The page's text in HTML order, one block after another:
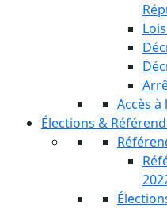
Accès
Élections &